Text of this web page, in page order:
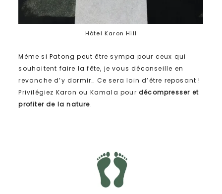
Hôtel Karon Hill
Même si Patong peut être sympa pour ceux qui
souhaitent faire la fête, je vous déconseille en
revanche d’y dormir… Ce sera loin d’être reposant !
Privilégiez Karon ou Kamala pour décompresser et
profiter de la nature.